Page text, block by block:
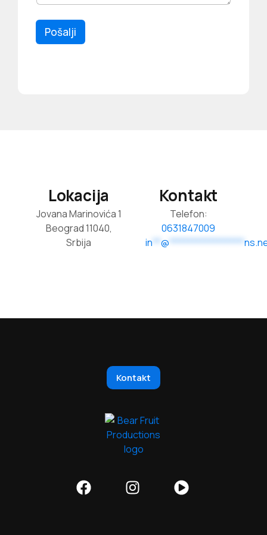
Pošalji
Lokacija
Jovana Marinovića 1
Beograd 11040,
Srbija
Kontakt
Telefon:
0631847009
in**@******************
Kontakt